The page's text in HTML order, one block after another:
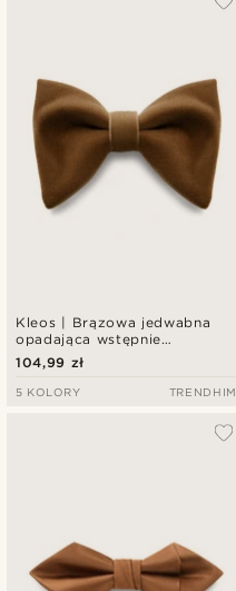
Kleos | Brązowa jedwabna
opadająca wstępnie
zawiązana muszka
104,99 zł
5 KOLORY TRENDHIM